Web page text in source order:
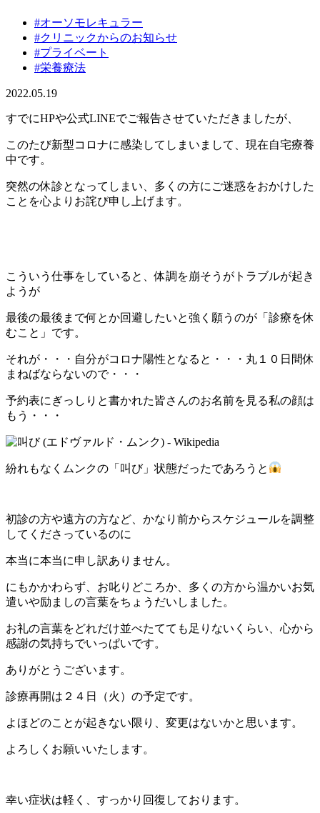
#オーソモレキュラー
#クリニックからのお知らせ
#プライベート
#栄養療法
2022.05.19
すでにHPや公式LINEでご報告させていただきましたが、
このたび新型コロナに感染してしまいまして、現在自宅療養
中です。
突然の休診となってしまい、多くの方にご迷惑をおかけした
ことを心よりお詫び申し上げます。
こういう仕事をしていると、体調を崩そうがトラブルが起き
ようが
最後の最後まで何とか回避したいと強く願うのが「診療を休
むこと」です。
それが・・・自分がコロナ陽性となると・・・丸１０日間休
まねばならないので・・・
予約表にぎっしりと書かれた皆さんのお名前を見る私の顔は
もう・・・
紛れもなくムンクの「叫び」状態だったであろうと
初診の方や遠方の方など、かなり前からスケジュールを調整
してくださっているのに
本当に本当に申し訳ありません。
にもかかわらず、お叱りどころか、多くの方から温かいお気
遣いや励ましの言葉をちょうだいしました。
お礼の言葉をどれだけ並べたてても足りないくらい、心から
感謝の気持ちでいっぱいです。
ありがとうございます。
診療再開は２４日（火）の予定です。
よほどのことが起きない限り、変更はないかと思います。
よろしくお願いいたします。
幸い症状は軽く、すっかり回復しております。